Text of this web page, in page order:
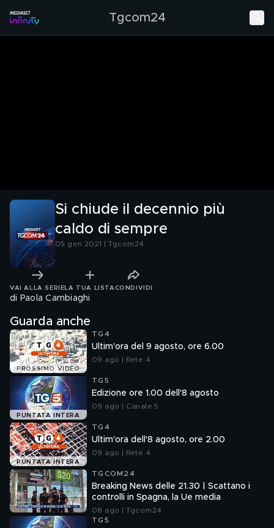
Tgcom24
Si chiude il decennio più
caldo di sempre
05 gen 2021 | Tgcom24
VAI ALLA SERIE LA TUA LISTA CONDIVIDI
di Paola Cambiaghi
Guarda anche
PROSSIMO VIDEO
TG4
Ultim'ora del 9 agosto, ore 6.00
09 ago | Rete 4
PUNTATA INTERA
TG5
Edizione ore 1.00 dell'8 agosto
09 ago | Canale 5
PUNTATA INTERA
TG4
Ultim'ora dell'8 agosto, ore 2.00
09 ago | Rete 4
TGCOM24
Breaking News delle 21.30 | Scattano i
controlli in Spagna, la Ue media
08 ago | Tgcom24
TG5